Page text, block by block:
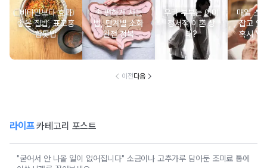
비타민보다 효과
좋은 집밥, 표고홍
합톳밥
속 편하게 사는
법, 단계별 소화
완전 정복
우리 부부는 이미
정서적 이혼 상
태?
매일 스
잡고 있
혹시
이전다음
라이프카테고리 포스트
"굳어서 안 나올 일이 없어집니다" 소금이나 고추가루 담아둔 조미료 통에